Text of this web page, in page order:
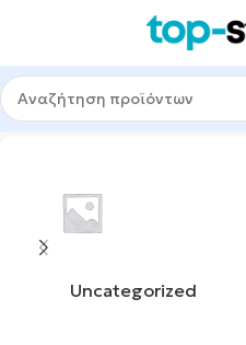
Αρχική σελίδα Προϊόν badge
Uncategorized